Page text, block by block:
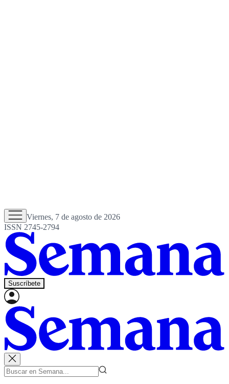
Viernes, 7 de agosto de 2026
ISSN 2745-2794
Suscríbete